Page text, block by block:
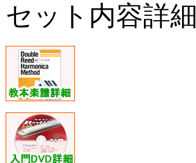
セット内容詳細